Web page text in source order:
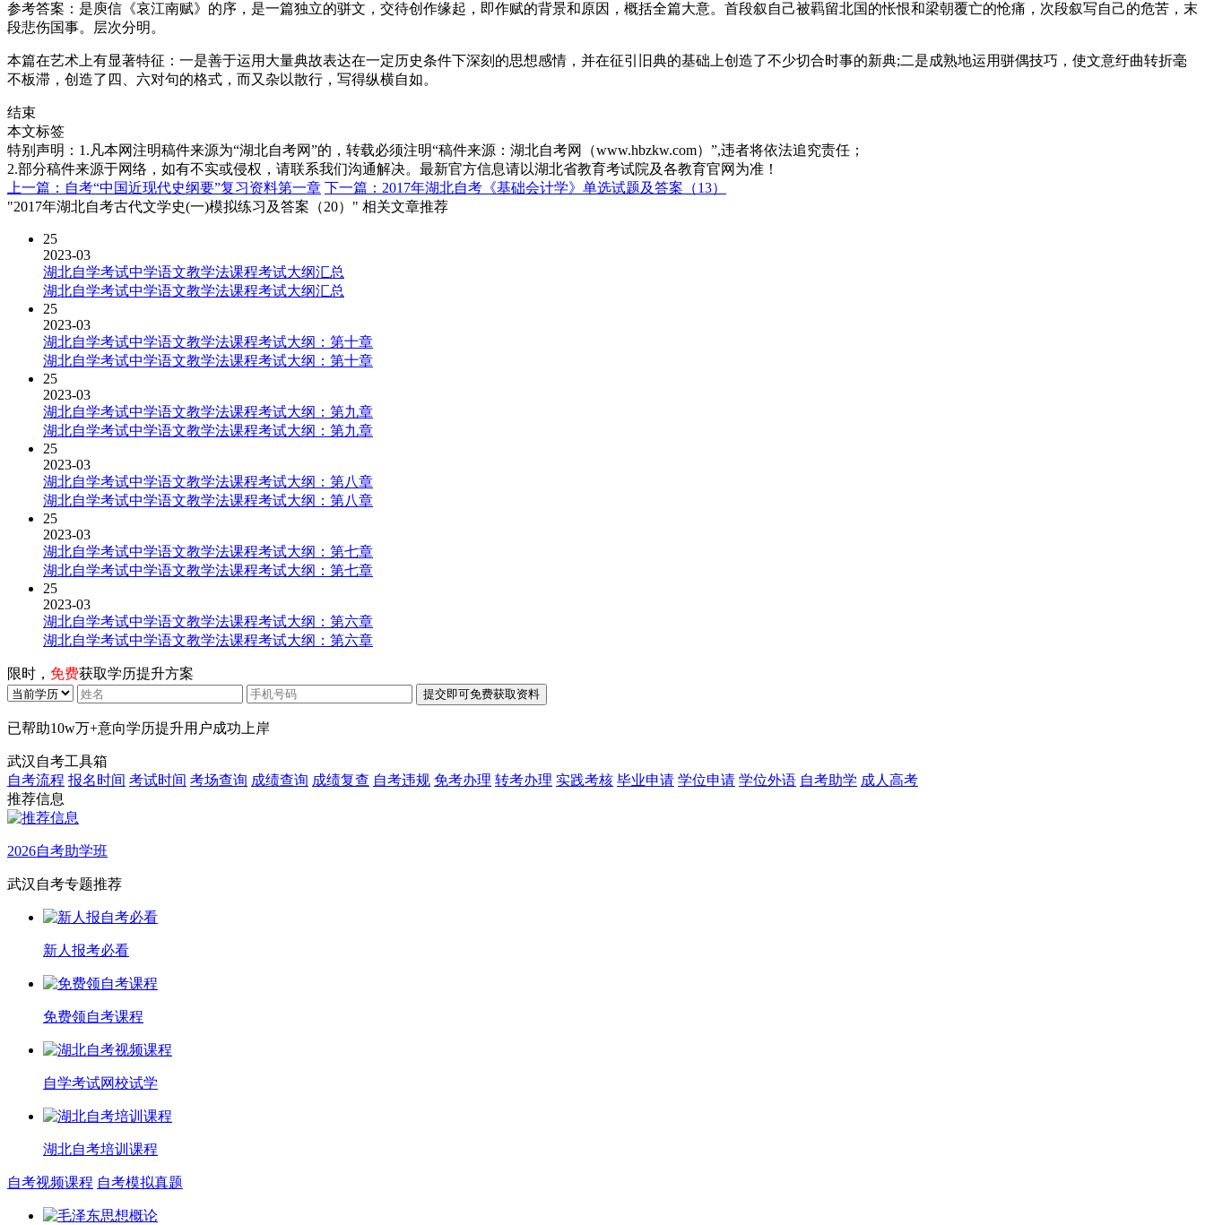
参考答案：是庾信《哀江南赋》的序，是一篇独立的骈文，交待创作缘起，即作赋的背景和原因，概括全篇大意。首段叙自己被羁留北国的怅恨和梁朝覆亡的怆痛，次段叙写自己的危苦，末
段悲伤国事。层次分明。
本篇在艺术上有显著特征：一是善于运用大量典故表达在一定历史条件下深刻的思想感情，并在征引旧典的基础上创造了不少切合时事的新典;二是成熟地运用骈偶技巧，使文意纡曲转折毫
不板滞，创造了四、六对句的格式，而又杂以散行，写得纵横自如。
结束
本文标签
特别声明：1.凡本网注明稿件来源为“湖北自考网”的，转载必须注明“稿件来源：湖北自考网（www.hbzkw.com）”,违者将依法追究责任；
2.部分稿件来源于网络，如有不实或侵权，请联系我们沟通解决。最新官方信息请以湖北省教育考试院及各教育官网为准！
上一篇：自考“中国近现代史纲要”复习资料第一章 下一篇：2017年湖北自考《基础会计学》单选试题及答案（13）
"2017年湖北自考古代文学史(一)模拟练习及答案（20）" 相关文章推荐
25
2023-03
湖北自学考试中学语文教学法课程考试大纲汇总
湖北自学考试中学语文教学法课程考试大纲汇总
25
2023-03
湖北自学考试中学语文教学法课程考试大纲：第十章
湖北自学考试中学语文教学法课程考试大纲：第十章
25
2023-03
湖北自学考试中学语文教学法课程考试大纲：第九章
湖北自学考试中学语文教学法课程考试大纲：第九章
25
2023-03
湖北自学考试中学语文教学法课程考试大纲：第八章
湖北自学考试中学语文教学法课程考试大纲：第八章
25
2023-03
湖北自学考试中学语文教学法课程考试大纲：第七章
湖北自学考试中学语文教学法课程考试大纲：第七章
25
2023-03
湖北自学考试中学语文教学法课程考试大纲：第六章
湖北自学考试中学语文教学法课程考试大纲：第六章
限时， 免费获取学历提升方案
已帮助10w万+意向学历提升用户成功上岸
武汉自考工具箱
自考流程 报名时间 考试时间 考场查询 成绩查询 成绩复查 自考违规 免考办理 转考办理 实践考核 毕业申请 学位申请 学位外语 自考助学 成人高考
推荐信息
2026自考助学班
武汉自考专题推荐
新人报考必看
免费领自考课程
自学考试网校试学
湖北自考培训课程
自考视频课程 自考模拟真题